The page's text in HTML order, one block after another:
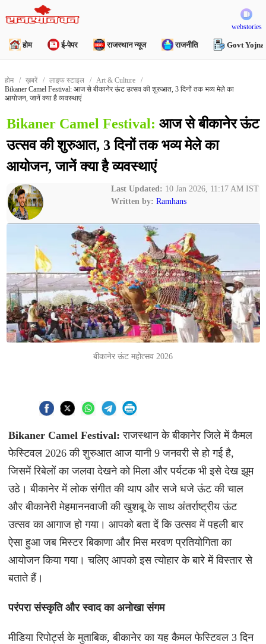
webstories
होम ई-पेपर राजस्थान न्यूज राजनीति Govt Yojna
होम ख़बरें लाइफ स्टाइल
Art & Culture
Bikaner Camel Festival: आज से बीकानेर ऊंट उत्सव की शुरुआत, 3 दिनों तक भव्य मेले का
आयोजन, जानें क्या है व्यवस्थाएं
Bikaner Camel Festival: आज से बीकानेर ऊंट
उत्सव की शुरुआत, 3 दिनों तक भव्य मेले का
आयोजन, जानें क्या है व्यवस्थाएं
Last Updated: 10 Jan 2026, 11:17 AM IST
Written by: Ramhans
बीकानेर ऊंट महोत्सव 2026
Bikaner Camel Festival:राजस्थान के बीकानेर जिले में कैमल
फेस्टिवल 2026 की शुरुआत आज यानी 9 जनवरी से हो गई है,
जिसमें रिबेलों का जलवा देखने को मिला और पर्यटक भी इसे देख झूम
उठे। बीकानेर में लोक संगीत की थाप और सजे धजे ऊंट की चाल
और बीकानेरी मेहमाननवाजी की खुशबू के साथ अंतर्राष्ट्रीय ऊंट
उत्सव का आगाज हो गया। आपको बता दें कि उत्सव में पहली बार
ऐसा हुआ जब मिस्टर बिकाणा और मिस मरवण प्रतियोगिता का
आयोजन किया गया। चलिए आपको इस त्योहार के बारे में विस्तार से
बताते हैं।
परंपरा संस्कृति और स्वाद का अनोखा संगम
मीडिया रिपोर्ट्स के मुताबिक, बीकानेर का यह कैमल फेस्टिवल 3 दिन